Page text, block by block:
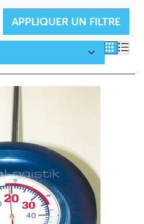
APPLIQUER UN FILTRE